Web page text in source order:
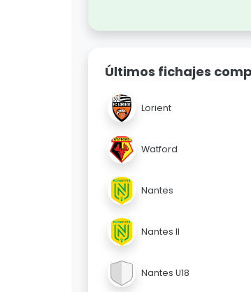
Últimos fichajes
Lorient
Watford
Nantes
Nantes II
Nantes U18